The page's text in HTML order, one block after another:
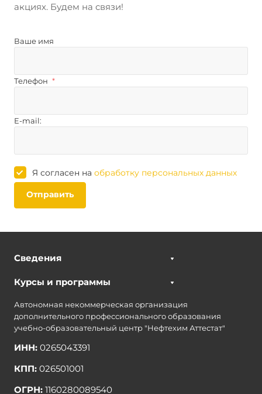
акциях. Будем на связи!
Ваше имя
Телефон *
E-mail:
Я согласен на обработку персональных данных
Отправить
Сведения
Курсы и программы
Автономная некоммерческая организация
дополнительного профессионального образования
учебно-образовательный центр "Нефтехим Аттестат"
ИНН: 0265043391
КПП: 026501001
ОГРН: 1160280089540